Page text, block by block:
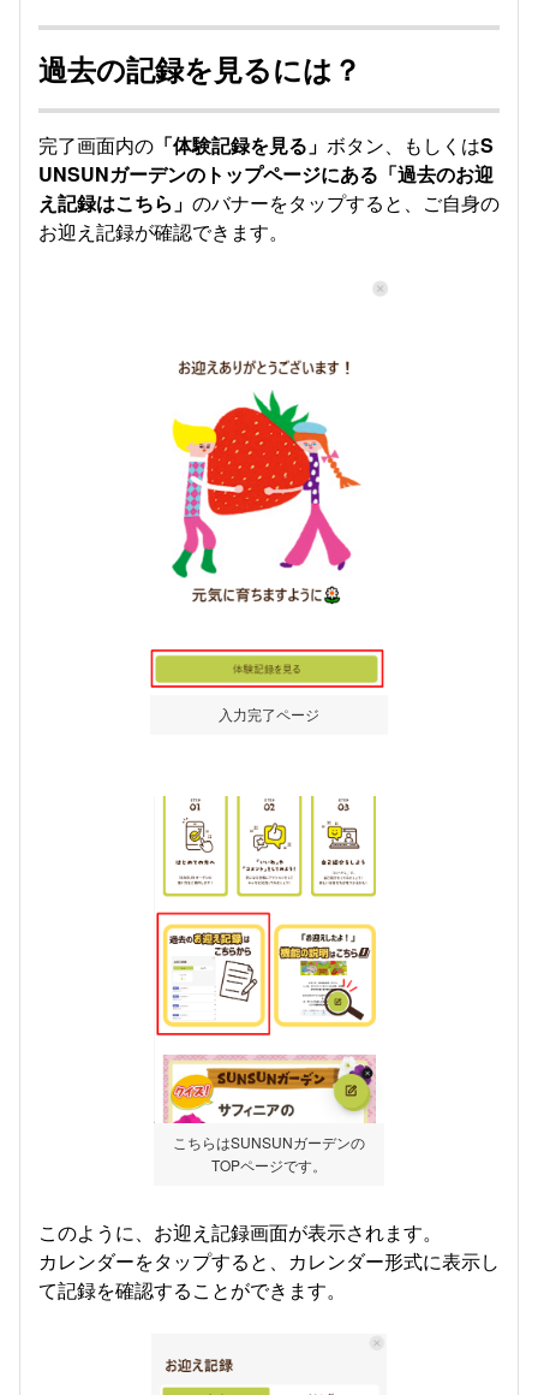
過去の記録を見るには？
完了画面内の 「体験記録を見る」 ボタン、もしくはS
UNSUNガーデンのトップページにある「過去のお迎
え記録はこちら」 のバナーをタップすると、ご自身の
お迎え記録が確認できます。
入力完了ページ
こちらはSUNSUNガーデンの
TOPページです。
このように、お迎え記録画面が表示されます。
カレンダーをタップすると、カレンダー形式に表示し
て記録を確認することができます。